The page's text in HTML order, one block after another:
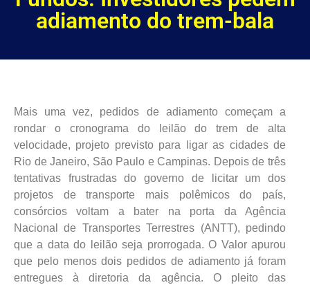
adiamento do trem-bala
Mais uma vez, pedidos de adiamento começam a
rondar o cronograma do leilão do trem de alta
velocidade, projeto previsto para ligar as cidades de
Rio de Janeiro, São Paulo e Campinas. Depois de três
tentativas frustradas do governo de licitar um dos
projetos de transporte mais polêmicos do país,
consórcios voltam a bater na porta da Agência
Nacional de Transportes Terrestres (ANTT), pedindo
que a data do leilão seja prorrogada. O Valor apurou
que pelo menos dois pedidos de adiamento já foram
entregues à diretoria da agência. O pleito das